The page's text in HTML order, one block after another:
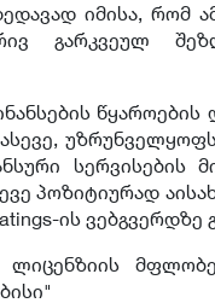
იმისა, რომ
გარკვეულ
წყაროების
სერვისების
პოზიტიურად
ის ვებგვერდზე
ლიცენზიის